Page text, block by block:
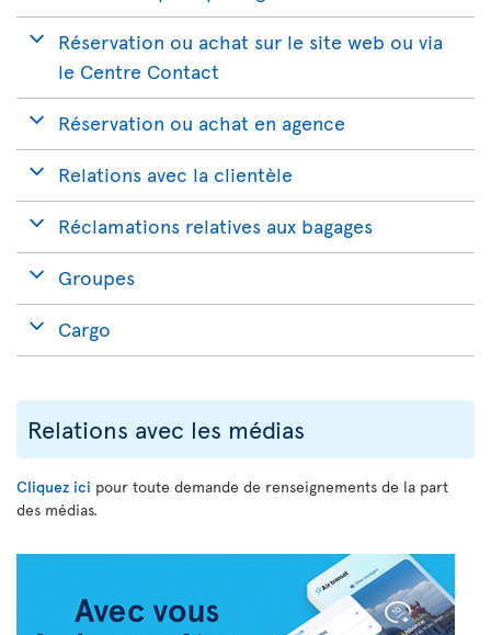
Réservation ou achat sur le site web ou via
le Centre Contact
Réservation ou achat en agence
Relations avec la clientèle
Réclamations relatives aux bagages
Groupes
Cargo
Relations avec les médias
Cliquez ici pour toute demande de renseignements de la part
des médias.